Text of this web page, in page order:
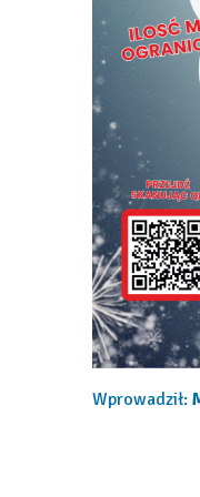
Wprowadził: